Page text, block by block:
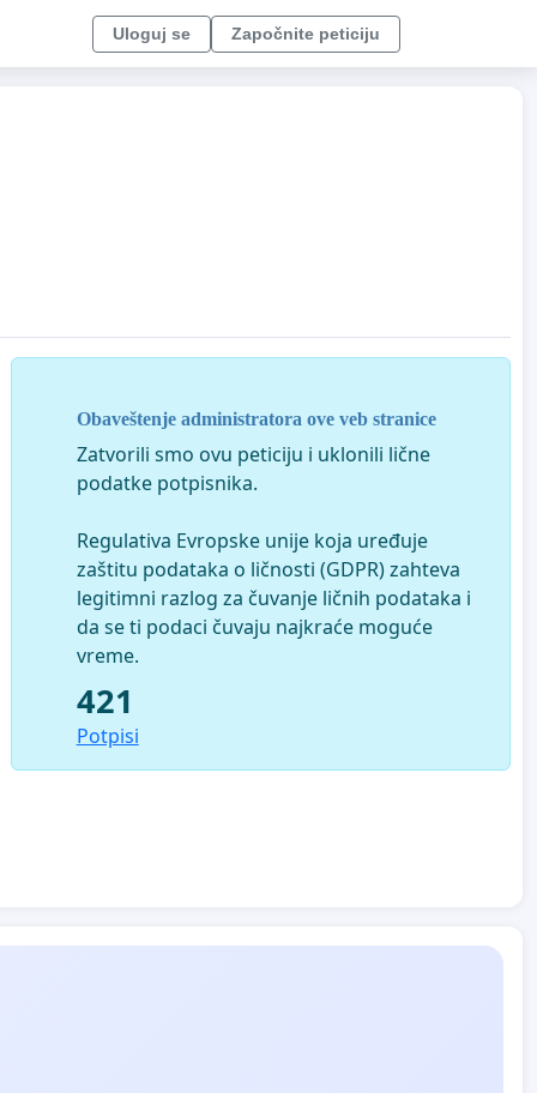
Uloguj se Započnite peticiju
Obaveštenje administratora ove veb stranice
Zatvorili smo ovu peticiju i uklonili lične
podatke potpisnika.
Regulativa Evropske unije koja uređuje
zaštitu podataka o ličnosti (GDPR) zahteva
legitimni razlog za čuvanje ličnih podataka i
da se ti podaci čuvaju najkraće moguće
vreme.
421
Potpisi